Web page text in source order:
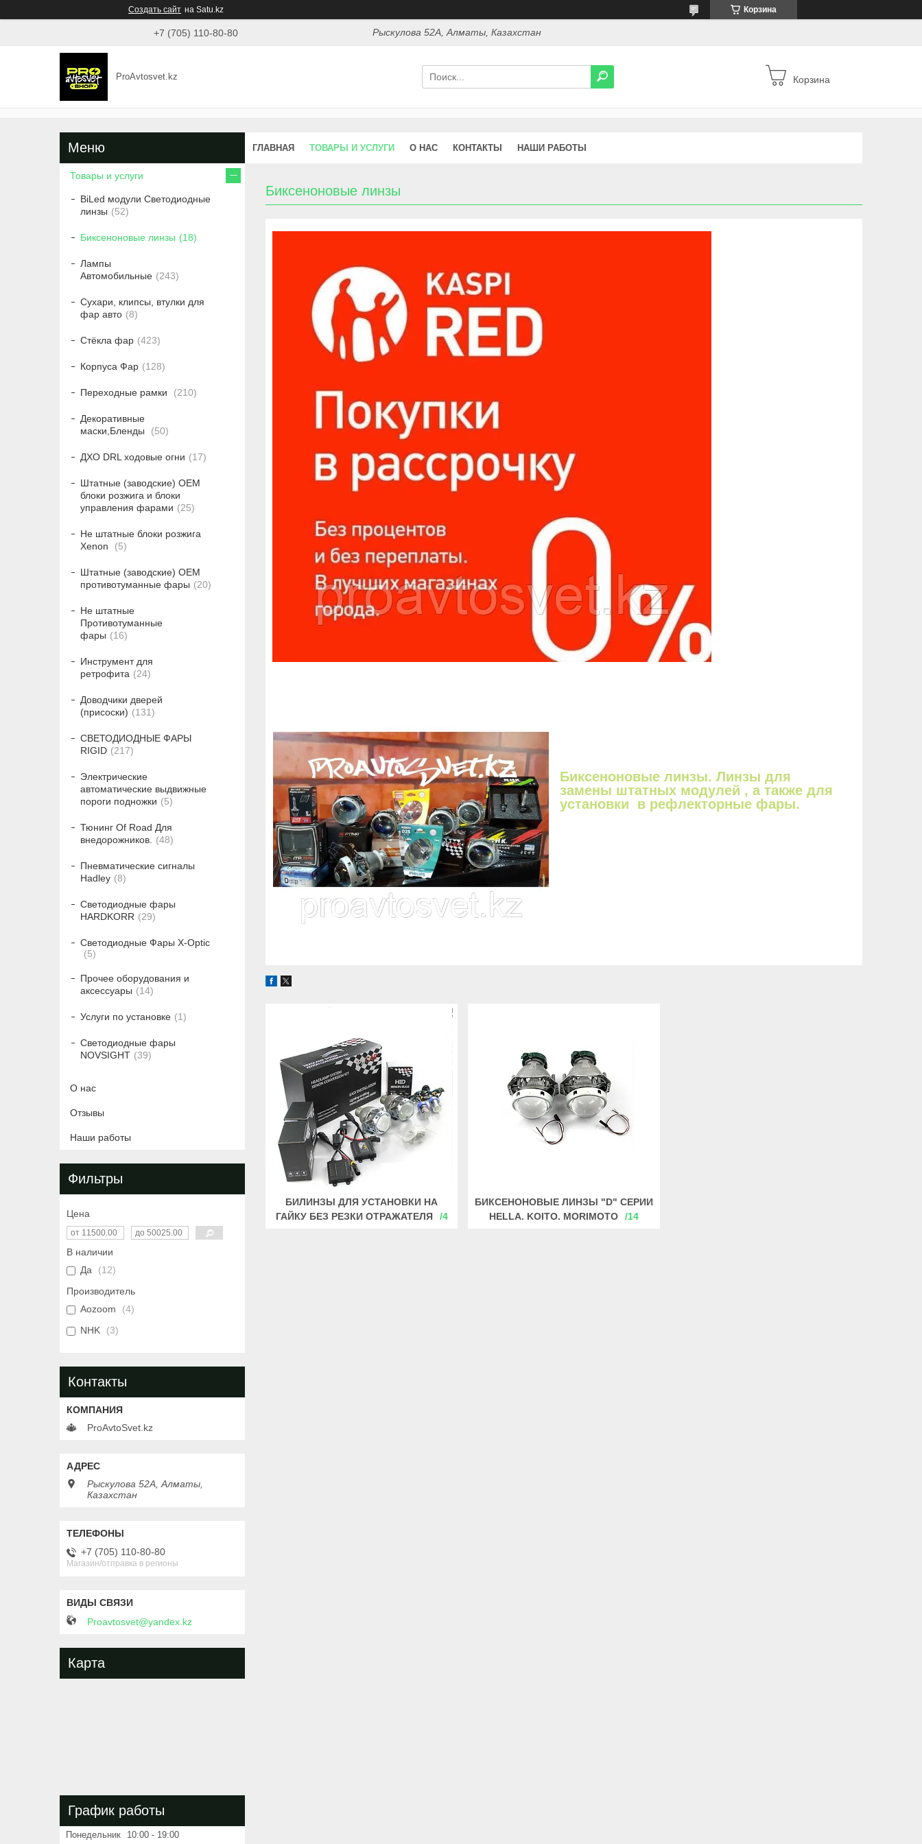
Создать сайт на Satu.kz Корзина
+7 (705) 110-80-80 Рыскулова 52А, Алматы, Казахстан
ProAvtosvet.kz Корзина
ГЛАВНАЯ ТОВАРЫ И УСЛУГИ О НАС КОНТАКТЫ НАШИ РАБОТЫ
Биксеноновые линзы
Биксеноновые линзы. Линзы для
замены штатных модулей , а также для
установки в рефлекторные фары.
БИЛИНЗЫ ДЛЯ УСТАНОВКИ НА
ГАЙКУ БЕЗ РЕЗКИ ОТРАЖАТЕЛЯ
4
БИКСЕНОНОВЫЕ ЛИНЗЫ "D" CЕРИИ
HELLA. KOITO. MORIMOTO
14
Товары и услуги
BiLed модули Светодиодные
линзы
52
Биксеноновые линзы 18
Лампы
Автомобильные
243
Сухари, клипсы, втулки для
фар авто
8
Стёкла фар 423
Корпуса Фар 128
Переходные рамки 210
Декоративные
маски,Бленды
50
ДХО DRL ходовые огни 17
Штатные (заводские) OEM
блоки розжига и блоки
управления фарами
25
Не штатные блоки розжига
Xenon
5
Штатные (заводские) OEM
противотуманные фары
20
Не штатные
Противотуманные
фары
16
Инструмент для
ретрофита
24
Доводчики дверей
(присоски)
131
СВЕТОДИОДНЫЕ ФАРЫ
RIGID
217
Электрические
автоматические выдвижные
пороги подножки
5
Тюнинг Of Road Для
внедорожников.
48
Пневматические сигналы
Hadley
8
Светодиодные фары
HARDKORR
29
Светодиодные Фары X-Optic
5
Прочее оборудования и
аксессуары
14
Услуги по установке 1
Светодиодные фары
NOVSIGHT
39
О нас
Отзывы
Наши работы
Фильтры
Цена
В наличии
Да
12
Производитель
Aozoom
4
NHK
3
Контакты
ProAvtoSvet.kz
Рыскулова 52А, Алматы,
Казахстан
+7 (705) 110-80-80
Магазин/отправка в регионы
Proavtosvet@yandex.kz
Карта
График работы
Понедельник 10:00
19:00